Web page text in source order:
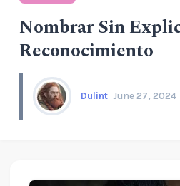
Nombrar Sin
Reconocimiento
Dulint June 27, 2024